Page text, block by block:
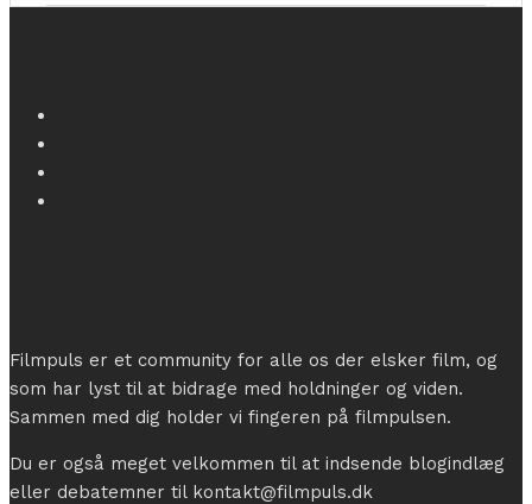
Filmpuls er et community for alle os der elsker film, og
som har lyst til at bidrage med holdninger og viden.
Sammen med dig holder vi fingeren på filmpulsen.
Du er også meget velkommen til at indsende blogindlæg
eller debatemner til kontakt@filmpuls.dk